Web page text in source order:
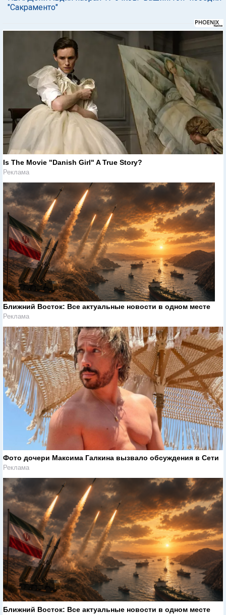
"Сакраменто"
Is The Movie "Danish Girl" A True Story?
Реклама
Ближний Восток: Все актуальные новости в одном месте
Реклама
Фото дочери Максима Галкина вызвало обсуждения в Сети
Реклама
Ближний Восток: Все актуальные новости в одном месте